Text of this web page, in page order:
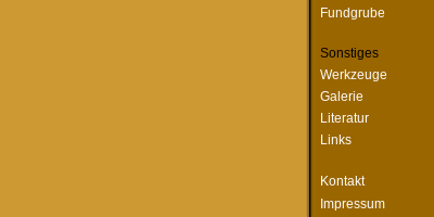
Fundgrube
Sonstiges
Werkzeuge
Galerie
Literatur
Links
Kontakt
Impressum